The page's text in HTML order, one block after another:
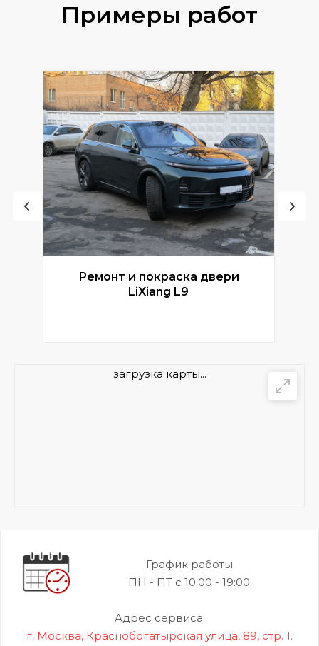
Примеры работ
Ремонт и покраска двери
LiXiang L9
загрузка карты...
График работы
ПН - ПТ с 10:00 - 19:00
Адрес сервиса:
г. Москва, Краснобогатырская улица, 89, стр. 1.